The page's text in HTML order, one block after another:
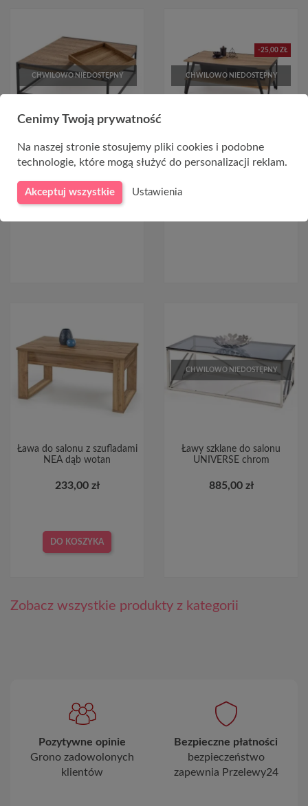
CHWILOWO NIEDOSTĘPNY
Duża nowoczesna ława
FREGATA orzech miodowy /
517,00 zł
-25,00 ZŁ
CHWILOWO NIEDOSTĘPNY
Ława z metalowymi nogami
VOLTA dąb złoty
488,00 zł
Ława do salonu z szufladami
NEA dąb wotan
233,00 zł
DO KOSZYKA
CHWILOWO NIEDOSTĘPNY
Ławy szklane do salonu
UNIVERSE chrom
885,00 zł
Zobacz wszystkie produkty z kategorii
Pozytywne opinie
Grono zadowolonych
klientów
Bezpieczne płatności
bezpieczeństwo
zapewnia Przelewy24
Cenimy Twoją prywatność
Na naszej stronie stosujemy pliki cookies i podobne
technologie, które mogą służyć do personalizacji reklam.
Akceptuj wszystkie Ustawienia